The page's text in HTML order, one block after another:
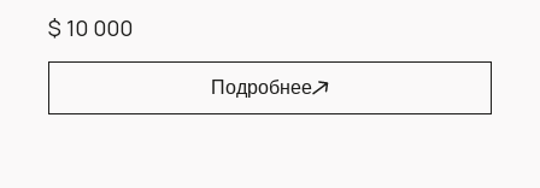
$ 10 000
Подробнее